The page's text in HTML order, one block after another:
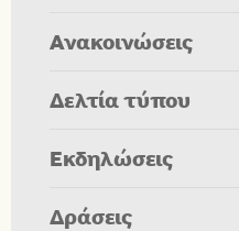
Ανακοινώσεις
Δελτία τύπου
Εκδηλώσεις
Δράσεις